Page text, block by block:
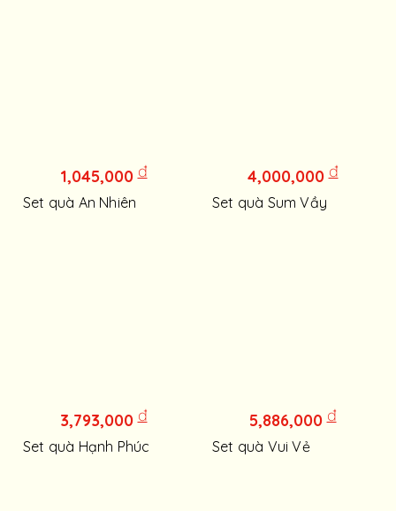
1,045,000 đ
Set quà An Nhiên
4,000,000 đ
Set quà Sum Vầy
3,793,000 đ
Set quà Hạnh Phúc
5,886,000 đ
Set quà Vui Vẻ